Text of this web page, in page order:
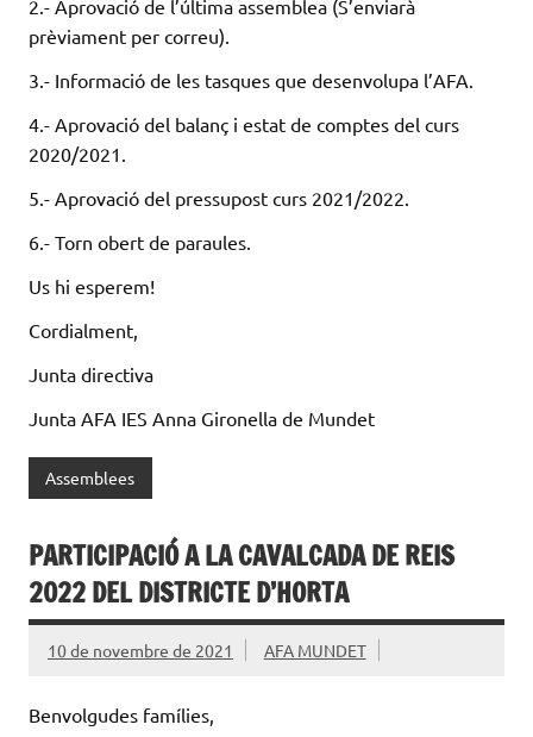
2.- Aprovació de l’última assemblea (S’enviarà
prèviament per correu).
3.- Informació de les tasques que desenvolupa l’AFA.
4.- Aprovació del balanç i estat de comptes del curs
2020/2021.
5.- Aprovació del pressupost curs 2021/2022.
6.- Torn obert de paraules.
Us hi esperem!
Cordialment,
Junta directiva
Junta AFA IES Anna Gironella de Mundet
Assemblees
PARTICIPACIÓ A LA CAVALCADA DE REIS
2022 DEL DISTRICTE D’HORTA
10 de novembre de 2021 AFA MUNDET
Benvolgudes famílies,